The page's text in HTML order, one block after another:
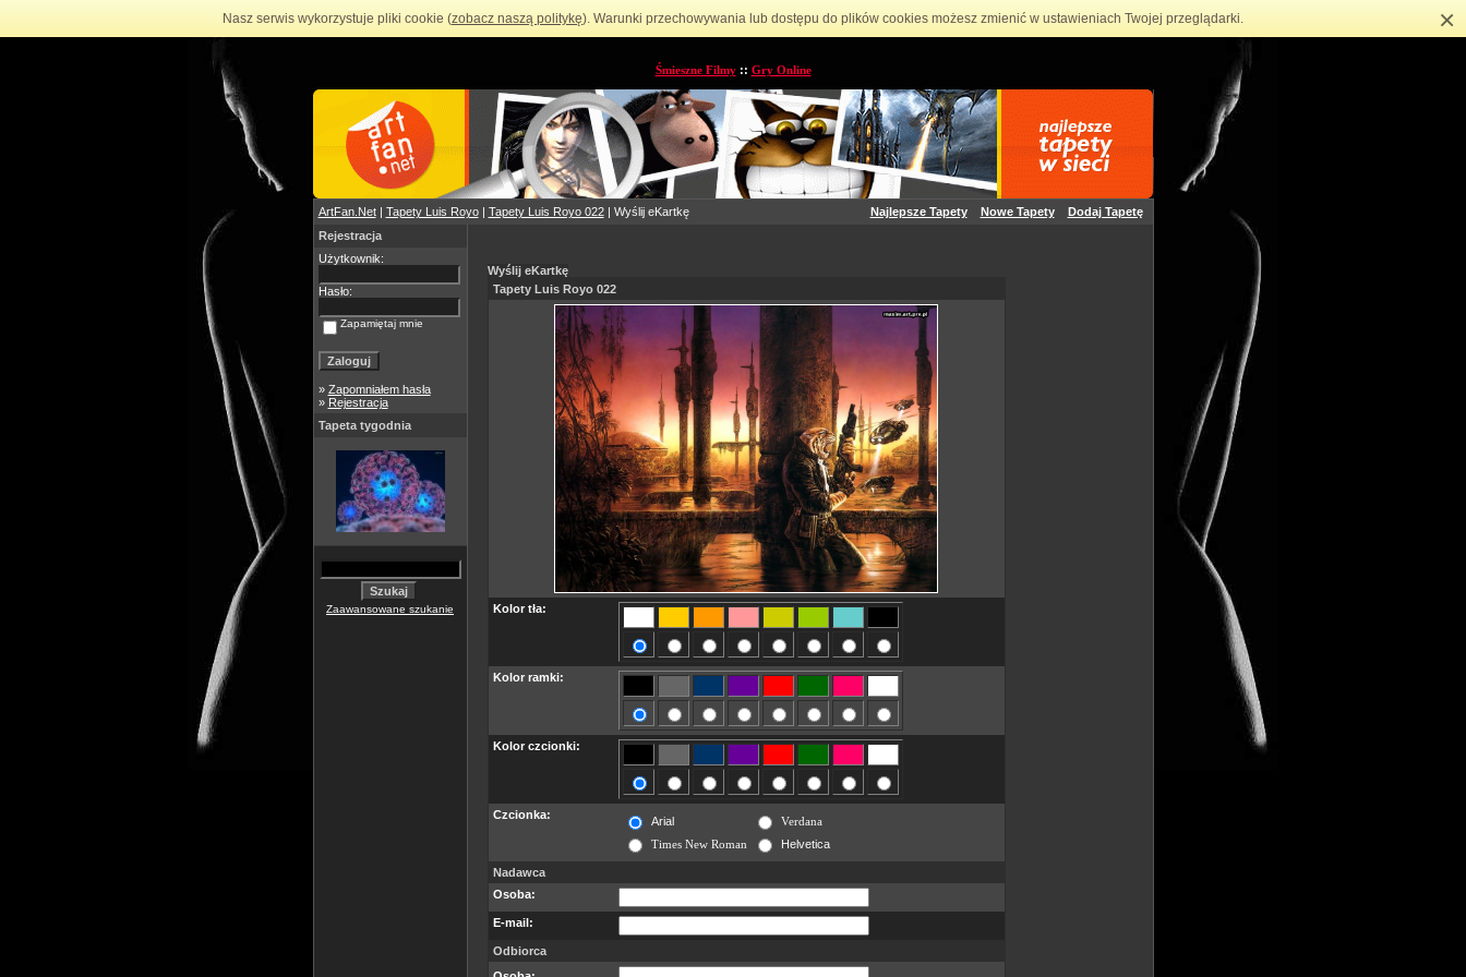
Nasz serwis wykorzystuje pliki cookie (zobacz naszą politykę). Warunki przechowywania lub dostępu do plików cookies możesz zmienić w ustawieniach Twojej przeglądarki. ×
Śmieszne Filmy:: Gry Online
ArtFan.Net| Tapety Luis Royo| Tapety Luis Royo 022| Wyślij eKartkę Najlepsze Tapety Nowe Tapety
Dodaj Tapetę
Rejestracja
Użytkownik:
Hasło:
Zapamiętaj mnie
» Zapomniałem hasła
» Rejestracja
Tapeta tygodnia
Zaawansowane szukanie
Wyślij eKartkę
Tapety Luis Royo 022
Kolor tła:
Kolor ramki:
Kolor czcionki:
Czcionka: Arial
Verdana
Times New Roman
Helvetica
Nadawca
Osoba:
E-mail:
Odbiorca